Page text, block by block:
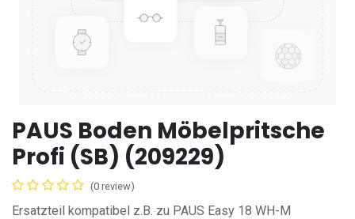
PAUS Boden Möbelpritsche
Profi (SB) (209229)
(0 review)
Ersatzteil kompatibel z.B. zu PAUS Easy 18 WH-M